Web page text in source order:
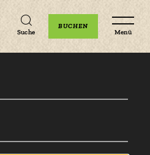
Zum
Zur
Zum
Suche
BUCHEN
Menü
Veranstaltungen